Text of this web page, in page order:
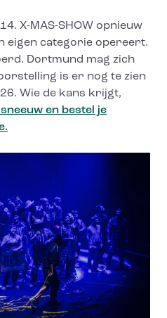
X-MAS-SHOW opnieuw
eigen categorie opereert.
Dortmund mag zich
is er nog te zien
Wie de kans krijgt,
en bestel je